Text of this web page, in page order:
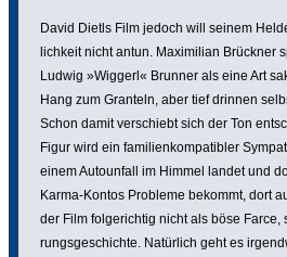
David Dietls Film jedoch will seinem
lich­keit nicht antun. Maxi­mi­lian Brückner
Ludwig »Wiggerl« Brunner als eine Art
Hang zum Granteln, aber tief drinnen
Schon damit verschiebt sich der Ton
Figur wird ein fami­li­en­kom­pa­ti­bler
einem Auto­un­fall im Himmel landet und
Karma-Kontos Probleme bekommt, dort
der Film folge­richtig nicht als böse
rungs­ge­schichte. Natürlich geht es